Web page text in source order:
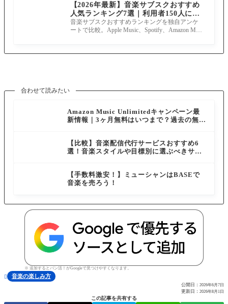
【2026年最新】音楽サブスクおすすめ
人気ランキング7選｜利用者150人に聞
いた満足度も比較
音楽サブスクおすすめランキングを独自アンケ
ートで比較。Apple Music、Spotify、Amazon Musi
合わせて読みたい
Amazon Music Unlimitedキャンペーン最
新情報｜3ヶ月無料はいつまで？過去の無料
【比較】音楽配信代行サービスおすすめ6
選！音楽スタイルや目標別に選ぶべきサー
【手数料激安！】ミューシャンはBASEで
音楽を売ろう！
※ 追加するとバン活！がGoogleで見つけやすくなります。
 音楽の楽しみ方
公開日： 2026年6月7日
更新日： 2026年8月1日
この記事を共有する